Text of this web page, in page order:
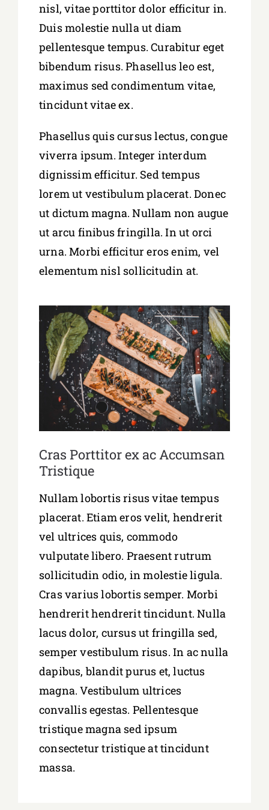
nisl, vitae porttitor dolor efficitur in.
Duis molestie nulla ut diam
pellentesque tempus. Curabitur eget
bibendum risus. Phasellus leo est,
maximus sed condimentum vitae,
tincidunt vitae ex.
Phasellus quis cursus lectus, congue
viverra ipsum. Integer interdum
dignissim efficitur. Sed tempus
lorem ut vestibulum placerat. Donec
ut dictum magna. Nullam non augue
ut arcu finibus fringilla. In ut orci
urna. Morbi efficitur eros enim, vel
elementum nisl sollicitudin at.
Cras Porttitor ex ac Accumsan
Tristique
Nullam lobortis risus vitae tempus
placerat. Etiam eros velit, hendrerit
vel ultrices quis, commodo
vulputate libero. Praesent rutrum
sollicitudin odio, in molestie ligula.
Cras varius lobortis semper. Morbi
hendrerit hendrerit tincidunt. Nulla
lacus dolor, cursus ut fringilla sed,
semper vestibulum risus. In ac nulla
dapibus, blandit purus et, luctus
magna. Vestibulum ultrices
convallis egestas. Pellentesque
tristique magna sed ipsum
consectetur tristique at tincidunt
massa.